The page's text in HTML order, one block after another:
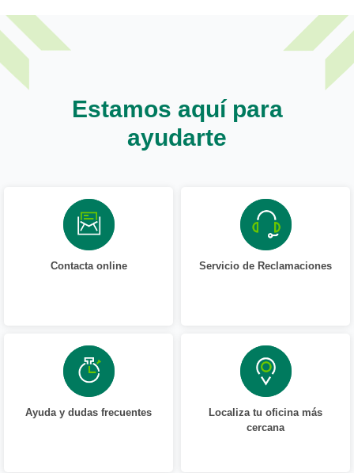
Estamos aquí para
ayudarte
Contacta online Servicio de Reclamaciones
Ayuda y dudas frecuentes
Localiza tu oficina más
cercana